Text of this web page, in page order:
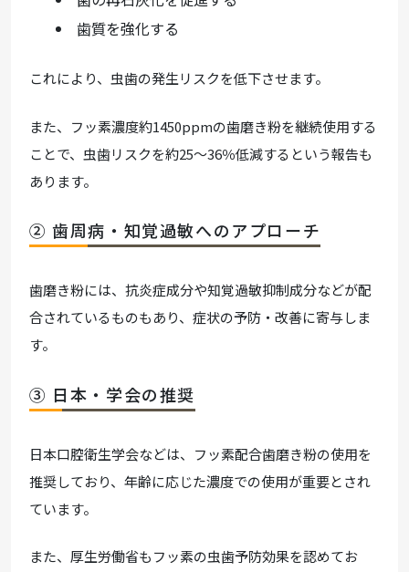
歯質を強化する
これにより、虫歯の発生リスクを低下させます。
また、フッ素濃度約1450ppmの歯磨き粉を継続使用する
ことで、虫歯リスクを約25〜36％低減するという報告も
あります。
② 歯周病・知覚過敏へのアプローチ
歯磨き粉には、抗炎症成分や知覚過敏抑制成分などが配
合されているものもあり、症状の予防・改善に寄与しま
す。
③ 日本・学会の推奨
日本口腔衛生学会などは、フッ素配合歯磨き粉の使用を
推奨しており、年齢に応じた濃度での使用が重要とされ
ています。
また、厚生労働省もフッ素の虫歯予防効果を認めてお